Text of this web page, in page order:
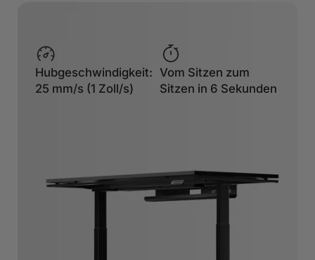
Hubgeschwindigkeit:
25 mm/s (1 Zoll/s)
Vom Sitzen zum
Sitzen in 6 Sekunden